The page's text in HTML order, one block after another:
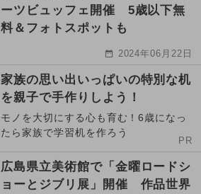
ーツビュッフェ開催 5歳以下無
料＆フォトスポットも
2024年06月22日
家族の思い出いっぱいの特別な机
を親子で手作りしよう！
モノを大切にする心も育む！6歳になっ
たら家族で学習机を作ろう
PR
広島県立美術館で「金曜ロードシ
ョーとジブリ展」開催 作品世界